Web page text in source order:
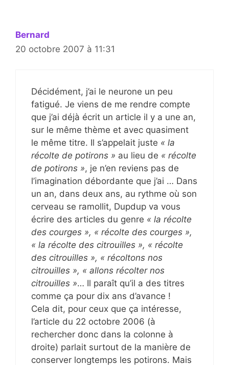
Bernard
20 octobre 2007 à 11:31
Décidément, j’ai le neurone un peu
fatigué. Je viens de me rendre compte
que j’ai déjà écrit un article il y a une an,
sur le même thème et avec quasiment
le même titre. Il s’appelait juste « la
récolte de potirons » au lieu de « récolte
de potirons », je n’en reviens pas de
l’imagination débordante que j’ai … Dans
un an, dans deux ans, au rythme où son
cerveau se ramollit, Dupdup va vous
écrire des articles du genre « la récolte
des courges », « récolte des courges »,
« la récolte des citrouilles », « récolte
des citrouilles », « récoltons nos
citrouilles », « allons récolter nos
citrouilles »… Il paraît qu’il a des titres
comme ça pour dix ans d’avance !
Cela dit, pour ceux que ça intéresse,
l’article du 22 octobre 2006 (à
rechercher donc dans la colonne à
droite) parlait surtout de la manière de
conserver longtemps les potirons. Mais